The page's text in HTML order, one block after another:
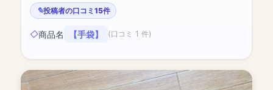
投稿者の口コミ15件
商品名 【手袋】 (口コミ 1 件)